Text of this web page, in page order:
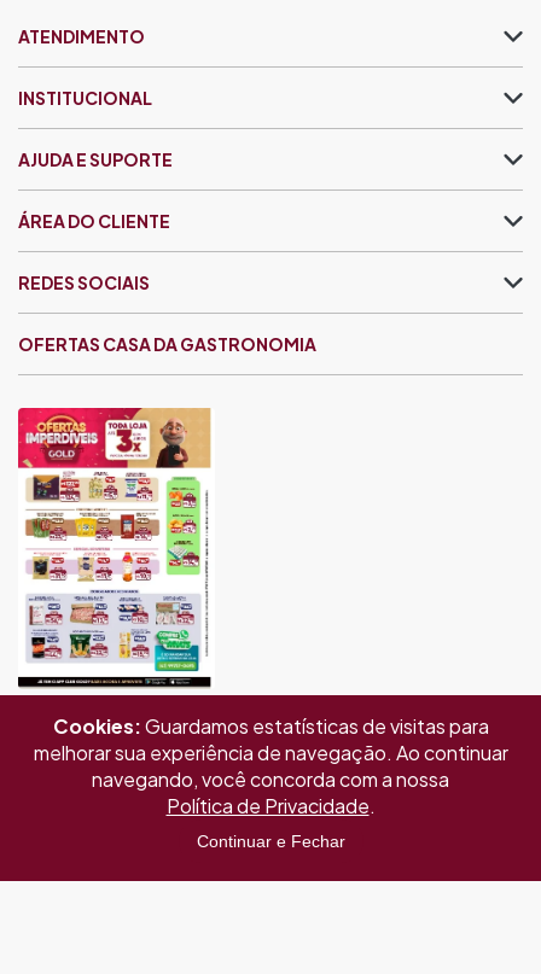
ATENDIMENTO
INSTITUCIONAL
AJUDA E SUPORTE
ÁREA DO CLIENTE
OFERTAS CASA DA GASTRONOMIA
REDES SOCIAIS
Cookies:Guardamos estatísticas de visitas para
melhorar sua experiência de navegação. Ao continuar
navegando, você concorda com a nossa
Política de Privacidade.
Continuar e Fechar